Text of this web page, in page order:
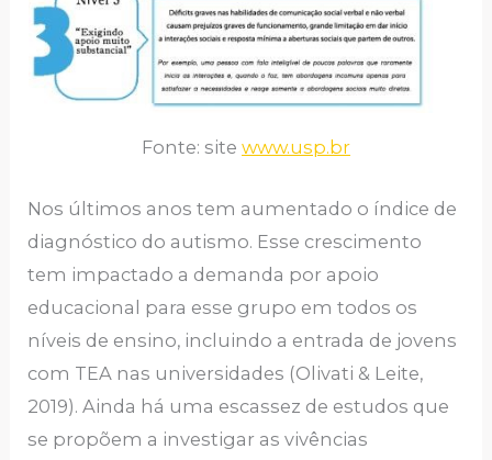
Fonte: site www.usp.br
Nos últimos anos tem aumentado o índice de
diagnóstico do autismo. Esse crescimento
tem impactado a demanda por apoio
educacional para esse grupo em todos os
níveis de ensino, incluindo a entrada de jovens
com TEA nas universidades (Olivati & Leite,
2019). Ainda há uma escassez de estudos que
se propõem a investigar as vivências